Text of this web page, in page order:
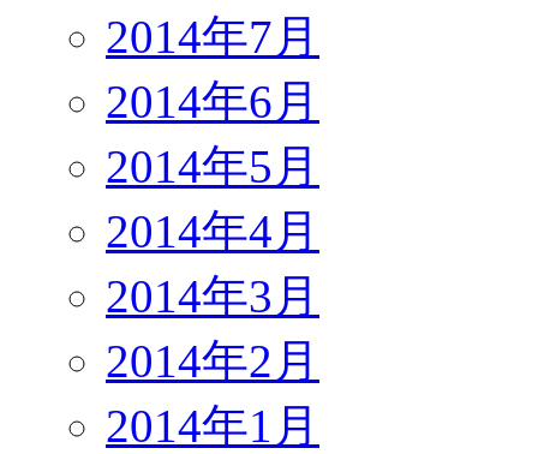
2014年7月
2014年6月
2014年5月
2014年4月
2014年3月
2014年2月
2014年1月